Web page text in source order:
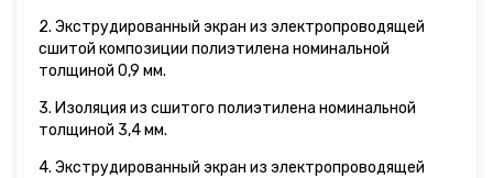
2. Экструдированный экран из электропроводящей
сшитой композиции полиэтилена номинальной
толщиной 0,9 мм.
3. Изоляция из сшитого полиэтилена номинальной
толщиной 3,4 мм.
4. Экструдированный экран из электропроводящей